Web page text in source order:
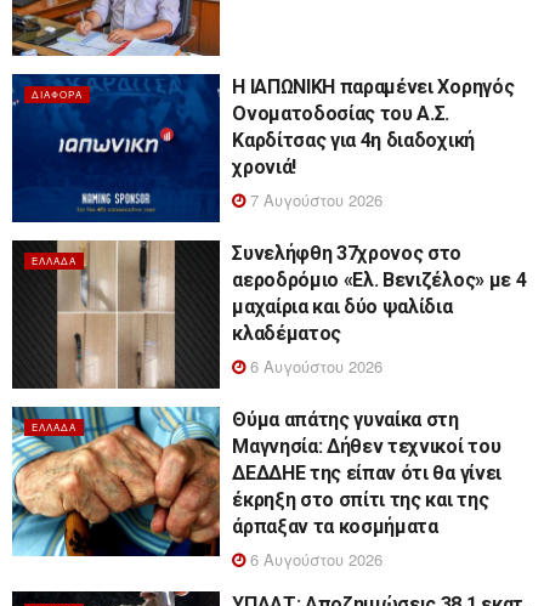
ΔΙΆΦΟΡΑ
Η ΙΑΠΩΝΙΚΗ παραμένει Χορηγός
Ονοματοδοσίας του Α.Σ.
Καρδίτσας για 4η διαδοχική
χρονιά!
7 Αυγούστου 2026
ΕΛΛΆΔΑ
Συνελήφθη 37χρονος στο
αεροδρόμιο «Ελ. Βενιζέλος» με 4
μαχαίρια και δύο ψαλίδια
κλαδέματος
6 Αυγούστου 2026
ΕΛΛΆΔΑ
Θύμα απάτης γυναίκα στη
Μαγνησία: Δήθεν τεχνικοί του
ΔΕΔΔΗΕ της είπαν ότι θα γίνει
έκρηξη στο σπίτι της και της
άρπαξαν τα κοσμήματα
6 Αυγούστου 2026